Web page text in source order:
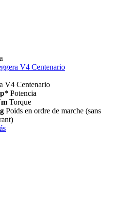
V4 Centenario
V4 Centenario
Potencia
Torque
Poids en ordre de marche (sans